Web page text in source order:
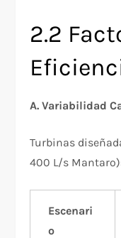
2.2
A. Variabilidad
Turbinas
400 L/s
Escenari
o